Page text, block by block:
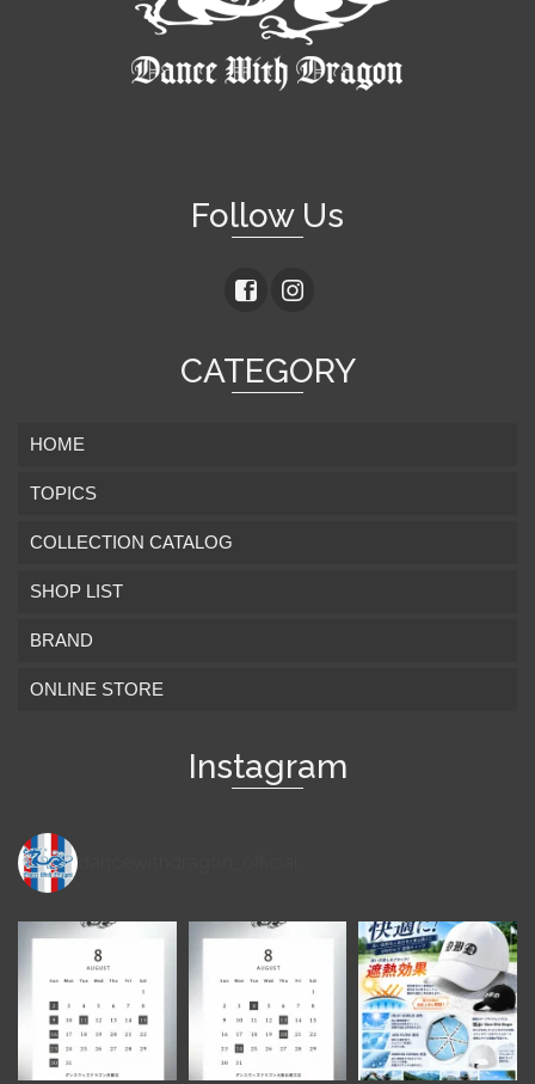
Follow Us
CATEGORY
HOME
TOPICS
COLLECTION CATALOG
SHOP LIST
BRAND
ONLINE STORE
Instagram